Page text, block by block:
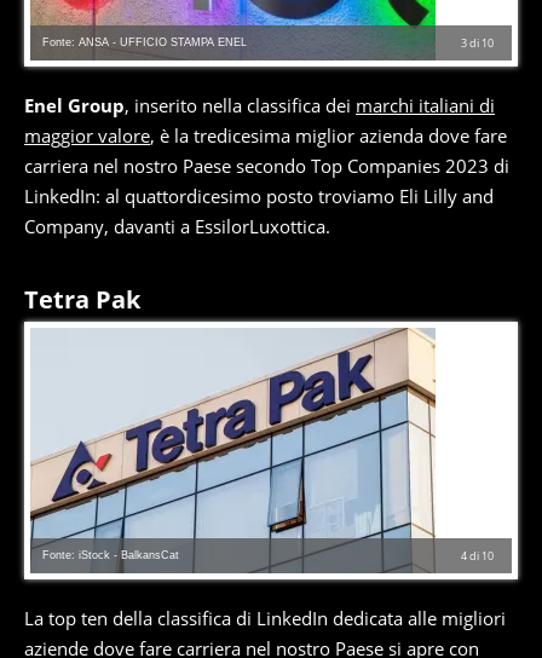
3di 10
Fonte: ANSA - UFFICIO STAMPA ENEL
Enel Group, inserito nella classifica dei marchi italiani di
maggior valore, è la tredicesima miglior azienda dove fare
carriera nel nostro Paese secondo Top Companies 2023 di
LinkedIn: al quattordicesimo posto troviamo Eli Lilly and
Company, davanti a EssilorLuxottica.
Tetra Pak
4di 10
Fonte: iStock - BalkansCat
La top ten della classifica di LinkedIn dedicata alle migliori
aziende dove fare carriera nel nostro Paese si apre con